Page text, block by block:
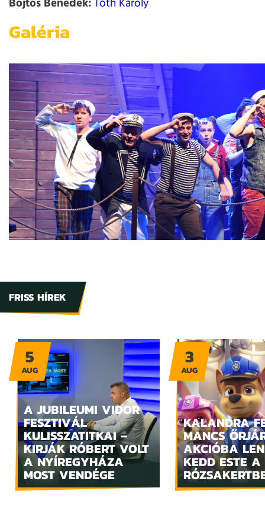
Bojtos Benedek:Tóth Károly
Galéria
FRISS HÍREK
A JUBILEUMI VIDOR
FESZTIVÁL
KULISSZATITKAI –
KIRJÁK RÓBERT VOLT
A NYÍREGYHÁZA
MOST VENDÉGE
5
AUG
KALANDRA
MANCS
AKCIÓBA
KEDD ESTE A
3
AUG